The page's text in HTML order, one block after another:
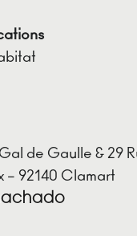
de Gaulle & 29
– 92140 Clamart